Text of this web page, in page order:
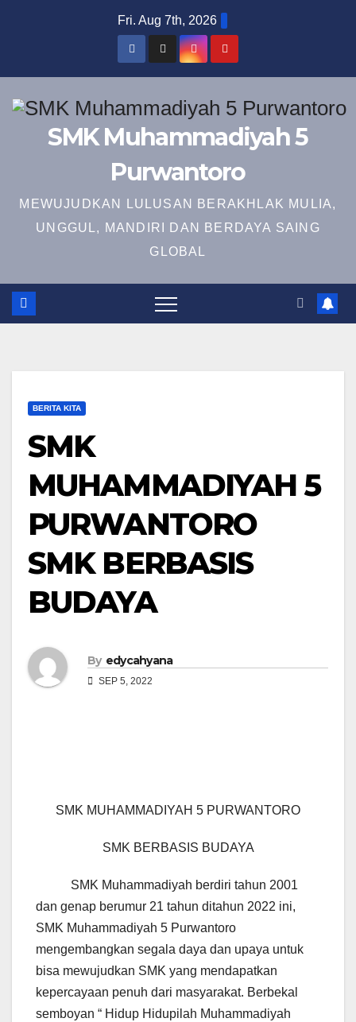
Fri. Aug 7th, 2026
SMK Muhammadiyah 5
Purwantoro
MEWUJUDKAN LULUSAN BERAKHLAK MULIA,
UNGGUL, MANDIRI DAN BERDAYA SAING
GLOBAL
BERITA KITA
SMK
MUHAMMADIYAH 5
PURWANTORO
SMK BERBASIS
BUDAYA
By edycahyana
SEP 5, 2022
SMK MUHAMMADIYAH 5 PURWANTORO
SMK BERBASIS BUDAYA
SMK Muhammadiyah berdiri tahun 2001
dan genap berumur 21 tahun ditahun 2022 ini,
SMK Muhammadiyah 5 Purwantoro
mengembangkan segala daya dan upaya untuk
bisa mewujudkan SMK yang mendapatkan
kepercayaan penuh dari masyarakat. Berbekal
semboyan “ Hidup Hidupilah Muhammadiyah